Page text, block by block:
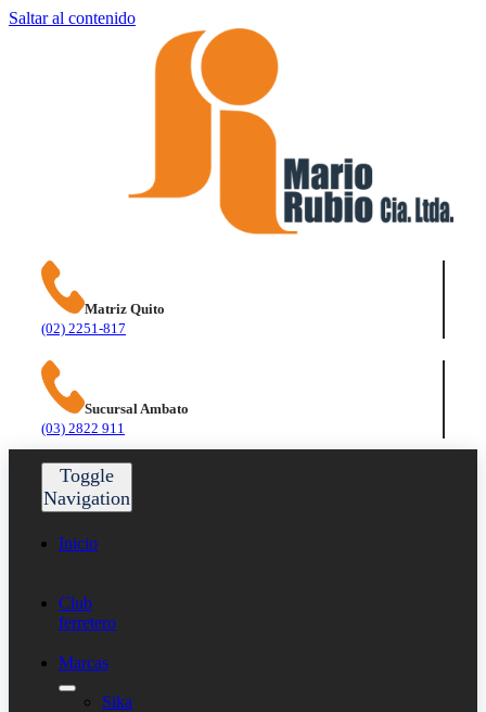
Saltar al contenido
Matriz Quito
(02) 2251-817
Sucursal Ambato
(03) 2822 911
Toggle
Navigation
Inicio
Club
ferretero
Marcas
Sika